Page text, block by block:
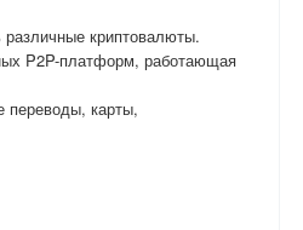
криптовалюты.
P2P-платформ, работающая
переводы, карты,